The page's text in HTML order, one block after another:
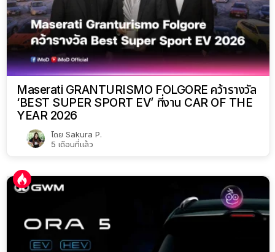
Maserati GRANTURISMO FOLGORE คว้ารางวัล
‘BEST SUPER SPORT EV’ ที่งาน CAR OF THE
YEAR 2026
โดย Sakura P.
5 เดือนที่แล้ว